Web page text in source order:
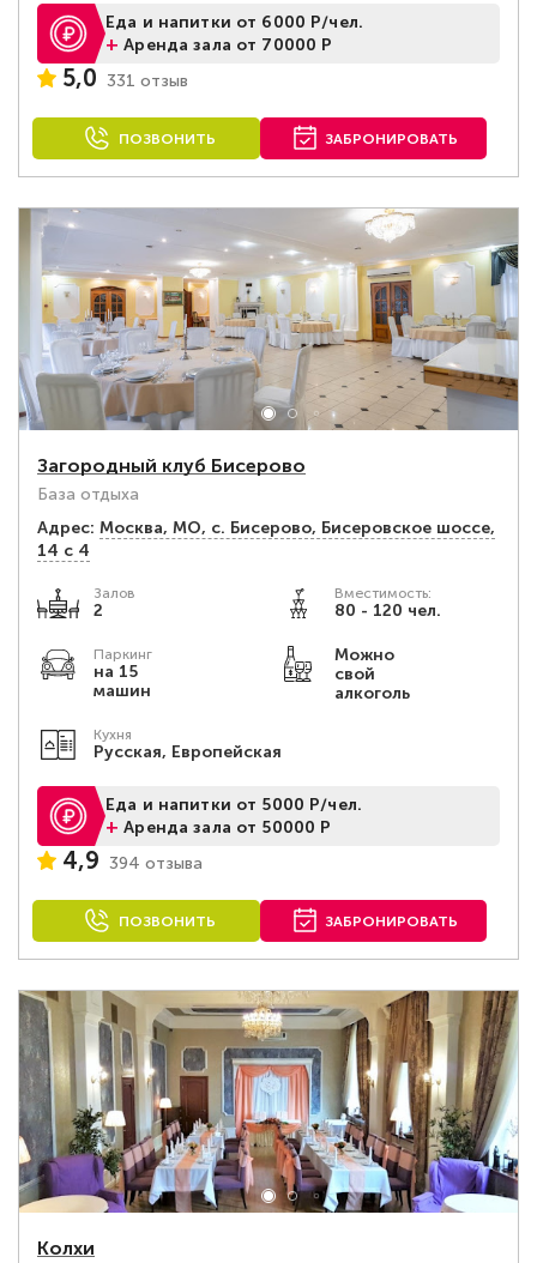
Еда и напитки от 6000 Р/чел.
+Аренда зала от 70000 Р
5,0 331 отзыв
ПОЗВОНИТЬ ЗАБРОНИРОВАТЬ
Загородный клуб Бисерово
База отдыха
Адрес: Москва, МО, с. Бисерово, Бисеровское шоссе,
14 с 4
Залов
2
Вместимость:
80 - 120 чел.
Паркинг
на 15
машин
Можно
свой
алкоголь
Кухня
Русская, Европейская
Еда и напитки от 5000 Р/чел.
+Аренда зала от 50000 Р
4,9 394 отзыва
ПОЗВОНИТЬ ЗАБРОНИРОВАТЬ
Колхи